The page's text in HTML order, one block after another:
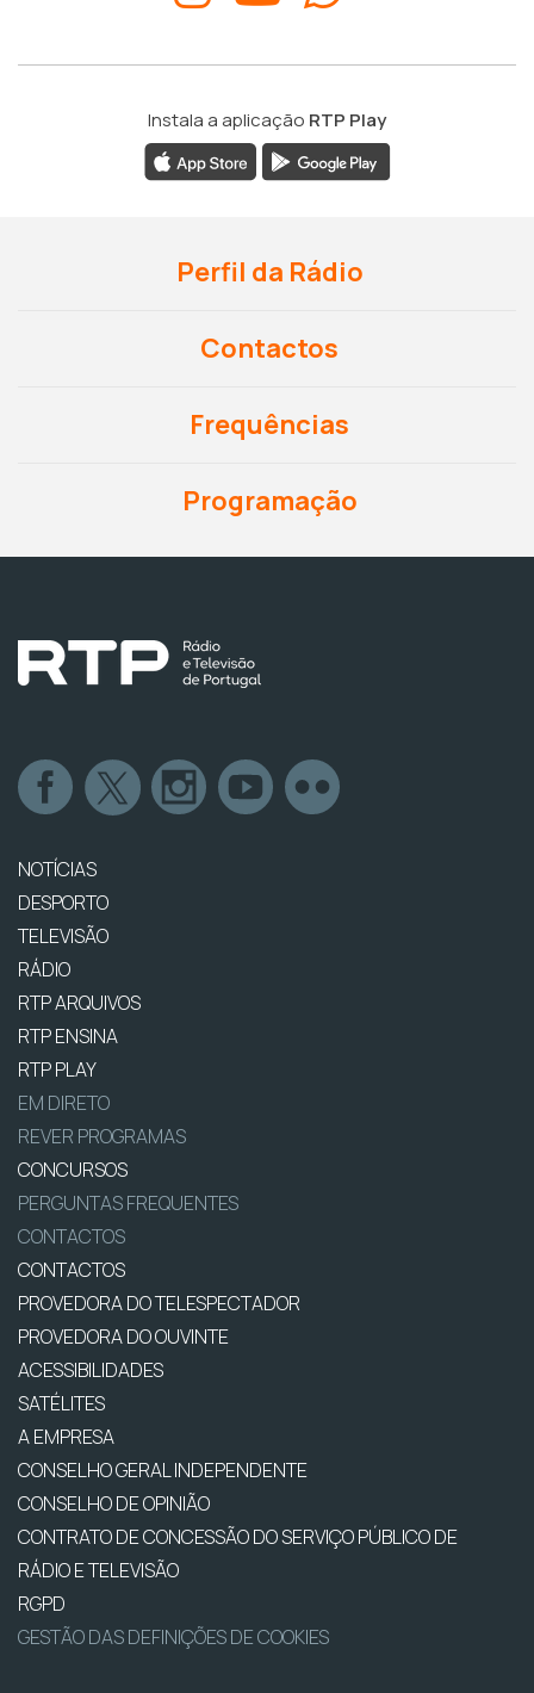
Instala a aplicação RTP Play
Perfil da Rádio
Contactos
Frequências
Programação
NOTÍCIAS
DESPORTO
TELEVISÃO
RÁDIO
RTP ARQUIVOS
RTP ENSINA
RTP PLAY
EM DIRETO
REVER PROGRAMAS
CONCURSOS
PERGUNTAS FREQUENTES
CONTACTOS
CONTACTOS
PROVEDORA DO TELESPECTADOR
PROVEDORA DO OUVINTE
ACESSIBILIDADES
SATÉLITES
A EMPRESA
CONSELHO GERAL INDEPENDENTE
CONSELHO DE OPINIÃO
CONTRATO DE CONCESSÃO DO SERVIÇO PÚBLICO DE
RÁDIO E TELEVISÃO
RGPD
GESTÃO DAS DEFINIÇÕES DE COOKIES